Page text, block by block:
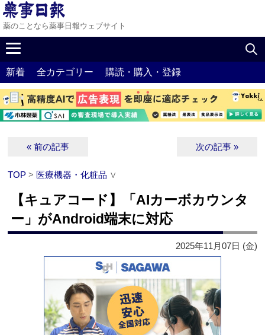
薬のことなら薬事日報ウェブサイト
新着 全カテゴリー 購読・購入・登録
« 前の記事 次の記事 »
TOP > 医療機器・化粧品 ∨
【キュアコード】「AIカーボカウンタ
ー」がAndroid端末に対応
2025年11月07日 (金)